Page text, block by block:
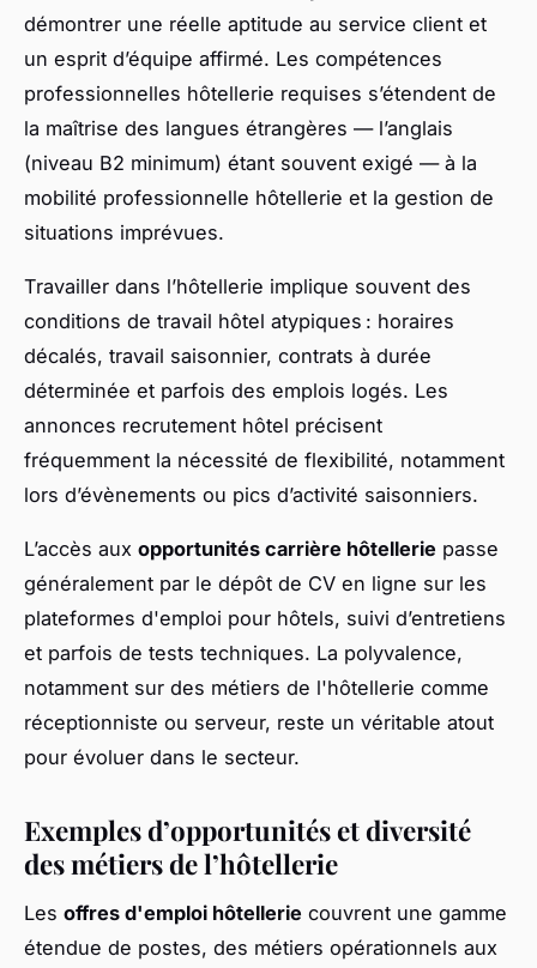
démontrer une réelle aptitude au service client et
un esprit d’équipe affirmé. Les compétences
professionnelles hôtellerie requises s’étendent de
la maîtrise des langues étrangères — l’anglais
(niveau B2 minimum) étant souvent exigé — à la
mobilité professionnelle hôtellerie et la gestion de
situations imprévues.
Travailler dans l’hôtellerie implique souvent des
conditions de travail hôtel atypiques : horaires
décalés, travail saisonnier, contrats à durée
déterminée et parfois des emplois logés. Les
annonces recrutement hôtel précisent
fréquemment la nécessité de flexibilité, notamment
lors d’évènements ou pics d’activité saisonniers.
L’accès aux opportunités carrière hôtellerie passe
généralement par le dépôt de CV en ligne sur les
plateformes d'emploi pour hôtels, suivi d’entretiens
et parfois de tests techniques. La polyvalence,
notamment sur des métiers de l'hôtellerie comme
réceptionniste ou serveur, reste un véritable atout
pour évoluer dans le secteur.
Exemples d’opportunités et diversité
des métiers de l’hôtellerie
Les offres d'emploi hôtellerie couvrent une gamme
étendue de postes, des métiers opérationnels aux